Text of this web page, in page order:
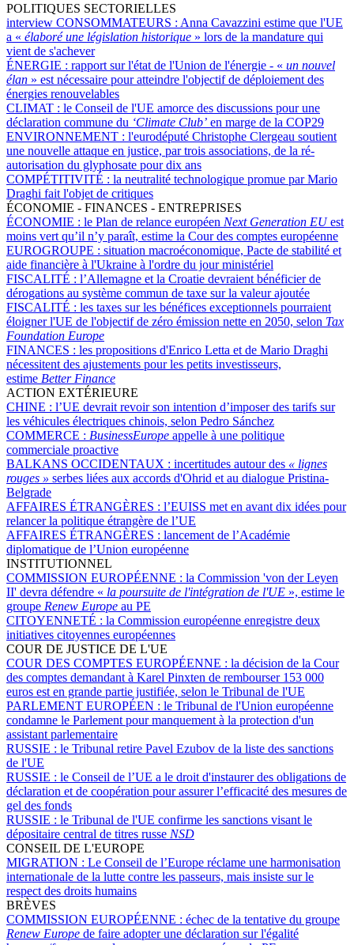
POLITIQUES SECTORIELLES
interview CONSOMMATEURS : Anna Cavazzini estime que l'UE
a « élaboré une législation historique » lors de la mandature qui
vient de s'achever
ÉNERGIE : rapport sur l'état de l'Union de l'énergie - « un nouvel
élan » est nécessaire pour atteindre l'objectif de déploiement des
énergies renouvelables
CLIMAT : le Conseil de l'UE amorce des discussions pour une
déclaration commune du ‘Climate Club’ en marge de la COP29
ENVIRONNEMENT : l'eurodéputé Christophe Clergeau soutient
une nouvelle attaque en justice, par trois associations, de la ré-
autorisation du glyphosate pour dix ans
COMPÉTITIVITÉ : la neutralité technologique promue par Mario
Draghi fait l'objet de critiques
ÉCONOMIE - FINANCES - ENTREPRISES
ÉCONOMIE : le Plan de relance européen Next Generation EUest
moins vert qu’il n’y paraît, estime la Cour des comptes européenne
EUROGROUPE : situation macroéconomique, Pacte de stabilité et
aide financière à l'Ukraine à l'ordre du jour ministériel
FISCALITÉ : l’Allemagne et la Croatie devraient bénéficier de
dérogations au système commun de taxe sur la valeur ajoutée
FISCALITÉ : les taxes sur les bénéfices exceptionnels pourraient
éloigner l'UE de l'objectif de zéro émission nette en 2050, selon Tax
Foundation Europe
FINANCES : les propositions d'Enrico Letta et de Mario Draghi
nécessitent des ajustements pour les petits investisseurs,
estime Better Finance
ACTION EXTÉRIEURE
CHINE : l’UE devrait revoir son intention d’imposer des tarifs sur
les véhicules électriques chinois, selon Pedro Sánchez
COMMERCE : BusinessEurope appelle à une politique
commerciale proactive
BALKANS OCCIDENTAUX : incertitudes autour des « lignes
rouges » serbes liées aux accords d'Ohrid et au dialogue Pristina-
Belgrade
AFFAIRES ÉTRANGÈRES : l’EUISS met en avant dix idées pour
relancer la politique étrangère de l’UE
AFFAIRES ÉTRANGÈRES : lancement de l’Académie
diplomatique de l’Union européenne
INSTITUTIONNEL
COMMISSION EUROPÉENNE : la Commission 'von der Leyen
II' devra défendre « la poursuite de l'intégration de l'UE », estime le
groupe Renew Europe au PE
CITOYENNETÉ : la Commission européenne enregistre deux
initiatives citoyennes européennes
COUR DE JUSTICE DE L'UE
COUR DES COMPTES EUROPÉENNE : la décision de la Cour
des comptes demandant à Karel Pinxten de rembourser 153 000
euros est en grande partie justifiée, selon le Tribunal de l'UE
PARLEMENT EUROPÉEN : le Tribunal de l'Union européenne
condamne le Parlement pour manquement à la protection d'un
assistant parlementaire
RUSSIE : le Tribunal retire Pavel Ezubov de la liste des sanctions
de l'UE
RUSSIE : le Conseil de l’UE a le droit d'instaurer des obligations de
déclaration et de coopération pour assurer l’efficacité des mesures de
gel des fonds
RUSSIE : le Tribunal de l'UE confirme les sanctions visant le
dépositaire central de titres russe NSD
CONSEIL DE L'EUROPE
MIGRATION : Le Conseil de l’Europe réclame une harmonisation
internationale de la lutte contre les passeurs, mais insiste sur le
respect des droits humains
BRÈVES
COMMISSION EUROPÉENNE : échec de la tentative du groupe
Renew Europe de faire adopter une déclaration sur l'égalité